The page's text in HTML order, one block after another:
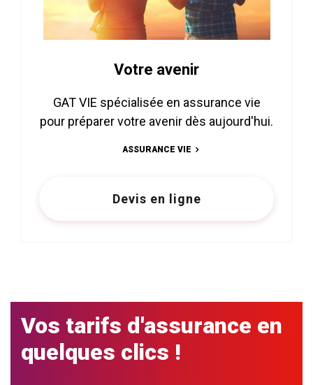
Votre avenir
GAT VIE spécialisée en assurance vie
pour préparer votre avenir dès aujourd'hui.
ASSURANCE VIE
Devis en ligne
Vos tarifs d'assurance en
quelques clics !